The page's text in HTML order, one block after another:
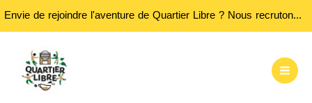
Envie de rejoindre l'aventure de Quartier Libre ? Nous recrutons des bénévoles ! Passez nous rencontrer aux heures d'ouvertures...
contenu